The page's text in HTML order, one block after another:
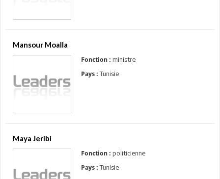
Mansour Moalla
Fonction : ministre
Pays : Tunisie
Maya Jeribi
Fonction : politicienne
Pays : Tunisie